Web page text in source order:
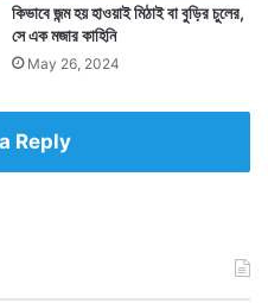
কিভাবে জন্ম হয় হাওয়াই মিঠাই বা বুড়ির চুলের,
সে এক মজার কাহিনি
May 26, 2024
Reply